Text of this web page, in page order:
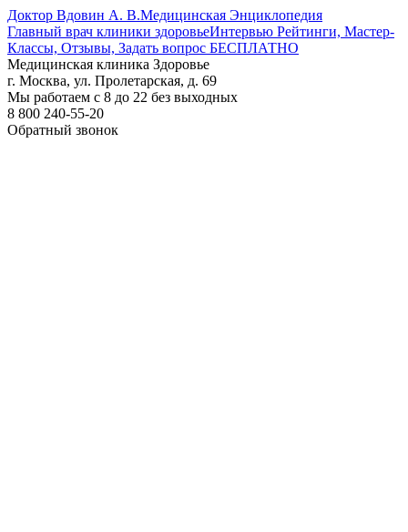
Доктор Вдовин А. В.Медицинская Энциклопедия
Главный врач клиники здоровьеИнтервью Рейтинги, Мастер-
Классы, Отзывы, Задать вопрос БЕСПЛАТНО
Медицинская клиника Здоровье
г. Москва, ул. Пролетарская, д. 69
Мы работаем с 8 до 22 без выходных
8 800 240-55-20
Обратный звонок